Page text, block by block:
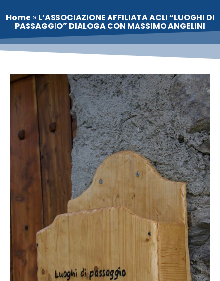
Home » L’ASSOCIAZIONE AFFILIATA ACLI “LUOGHI DI
PASSAGGIO” DIALOGA CON MASSIMO ANGELINI